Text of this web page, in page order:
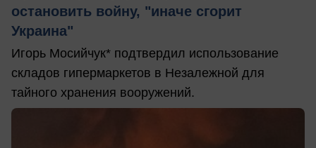
остановить войну, "иначе сгорит
Украина"
Игорь Мосийчук* подтвердил использование
складов гипермаркетов в Незалежной для
тайного хранения вооружений.